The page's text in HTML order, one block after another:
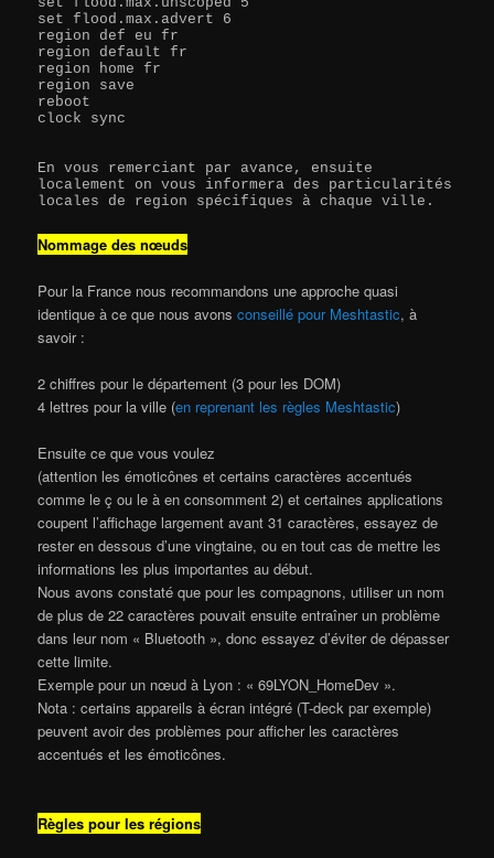
set flood.max.advert 6
region def eu fr
region default fr
region home fr
region save
reboot
clock sync
En vous remerciant par avance, ensuite
localement on vous informera des particularités
locales de region spécifiques à chaque ville.
Nommage des nœuds
Pour la France nous recommandons une approche quasi
identique à ce que nous avonsconseillé pour Meshtastic, à
savoir :
2 chiffres pour le département (3 pour les DOM)
4 lettres pour la ville (en reprenant les règles Meshtastic)
Ensuite ce que vous voulez
(attention les émoticônes et certains caractères accentués
comme le ç ou le à en consomment 2) et certaines applications
coupent l’affichage largement avant 31 caractères, essayez de
rester en dessous d’une vingtaine, ou en tout cas de mettre les
informations les plus importantes au début.
Nous avons constaté que pour les compagnons, utiliser un nom
de plus de 22 caractères pouvait ensuite entraîner un problème
dans leur nom « Bluetooth », donc essayez d’éviter de dépasser
cette limite.
Exemple pour un nœud à Lyon : « 69LYON_HomeDev ».
Nota : certains appareils à écran intégré (T-deck par exemple)
peuvent avoir des problèmes pour afficher les caractères
accentués et les émoticônes.
Règles pour les régions